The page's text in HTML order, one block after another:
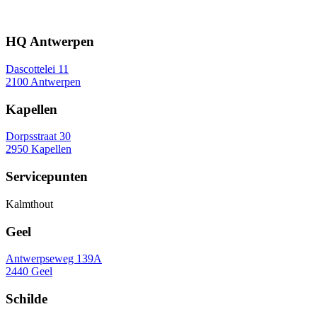
HQ Antwerpen
Dascottelei 11
2100 Antwerpen
Kapellen
Dorpsstraat 30
2950 Kapellen
Servicepunten
Kalmthout
Geel
Antwerpseweg 139A
2440 Geel
Schilde